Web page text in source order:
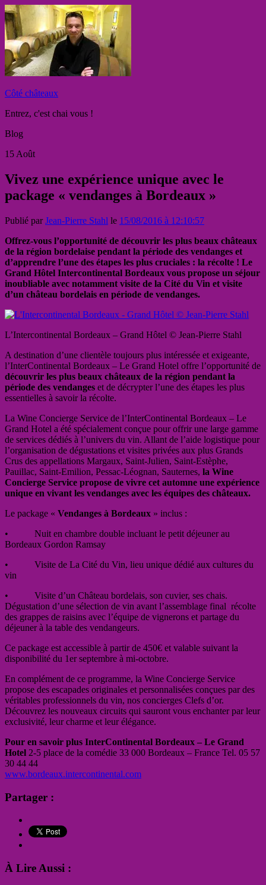
Côté châteaux
Entrez, c'est chai vous !
Blog
15 Août
Vivez une expérience unique avec le
package « vendanges à Bordeaux »
Publié parJean-Pierre Stahl le 15/08/2016 à 12:10:57
Offrez-vous l’opportunité de découvrir les plus beaux châteaux
de la région bordelaise pendant la période des vendanges et
d’apprendre l’une des étapes les plus cruciales : la récolte ! Le
Grand Hôtel Intercontinental Bordeaux vous propose un séjour
inoubliable avec notamment visite de la Cité du Vin et visite
d’un château bordelais en période de vendanges.
L’Intercontinental Bordeaux – Grand Hôtel © Jean-Pierre Stahl
A destination d’une clientèle toujours plus intéressée et exigeante,
l’InterContinental Bordeaux – Le Grand Hotel offre l’opportunité de
découvrir les plus beaux châteaux de la région pendant la
période des vendanges et de décrypter l’une des étapes les plus
essentielles à savoir la récolte.
La Wine Concierge Service de l’InterContinental Bordeaux – Le
Grand Hotel a été spécialement conçue pour offrir une large gamme
de services dédiés à l’univers du vin. Allant de l’aide logistique pour
l’organisation de dégustations et visites privées aux plus Grands
Crus des appellations Margaux, Saint-Julien, Saint-Estèphe,
Pauillac, Saint-Emilion, Pessac-Léognan, Sauternes, la Wine
Concierge Service propose de vivre cet automne une expérience
unique en vivant les vendanges avec les équipes des châteaux.
Le package « Vendanges à Bordeaux » inclus :
• Nuit en chambre double incluant le petit déjeuner au
Bordeaux Gordon Ramsay
• Visite de La Cité du Vin, lieu unique dédié aux cultures du
vin
• Visite d’un Château bordelais, son cuvier, ses chais.
Dégustation d’une sélection de vin avant l’assemblage final récolte
des grappes de raisins avec l’équipe de vignerons et partage du
déjeuner à la table des vendangeurs.
Ce package est accessible à partir de 450€ et valable suivant la
disponibilité du 1er septembre à mi-octobre.
En complément de ce programme, la Wine Concierge Service
propose des escapades originales et personnalisées conçues par des
véritables professionnels du vin, nos concierges Clefs d’or.
Découvrez les nouveaux circuits qui sauront vous enchanter par leur
exclusivité, leur charme et leur élégance.
Pour en savoir plus InterContinental Bordeaux – Le Grand
Hotel 2-5 place de la comédie 33 000 Bordeaux – France Tel. 05 57
30 44 44
www.bordeaux.intercontinental.com
Partager :
À Lire Aussi :